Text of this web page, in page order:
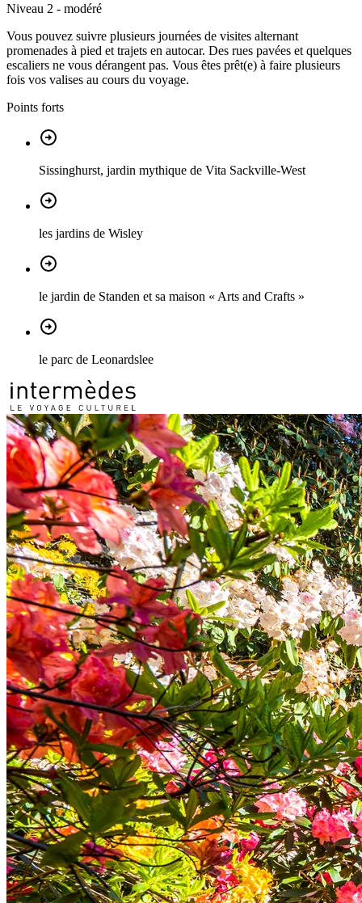
Niveau 2 - modéré
Vous pouvez suivre plusieurs journées de visites alternant
promenades à pied et trajets en autocar. Des rues pavées et quelques
escaliers ne vous dérangent pas. Vous êtes prêt(e) à faire plusieurs
fois vos valises au cours du voyage.
Points forts
Sissinghurst, jardin mythique de Vita Sackville-West
les jardins de Wisley
le jardin de Standen et sa maison « Arts and Crafts »
le parc de Leonardslee